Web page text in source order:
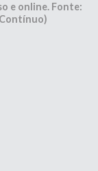
e online. Fonte: